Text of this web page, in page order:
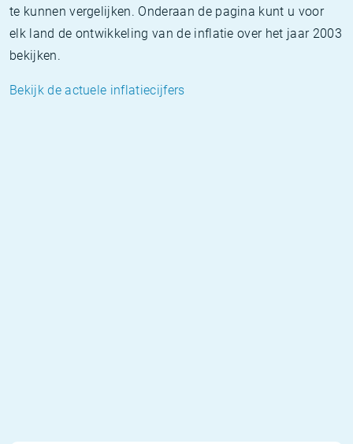
te kunnen vergelijken. Onderaan de pagina kunt u voor
elk land de ontwikkeling van de inflatie over het jaar 2003
bekijken.
Bekijk de actuele inflatiecijfers